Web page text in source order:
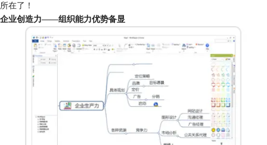
所在了！
企业创造力——组织能力优势备显